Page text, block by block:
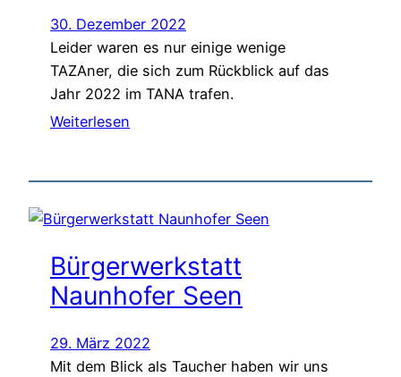
30. Dezember 2022
Leider waren es nur einige wenige
TAZAner, die sich zum Rückblick auf das
Jahr 2022 im TANA trafen.
Weiterlesen
Bürgerwerkstatt
Naunhofer Seen
29. März 2022
Mit dem Blick als Taucher haben wir uns